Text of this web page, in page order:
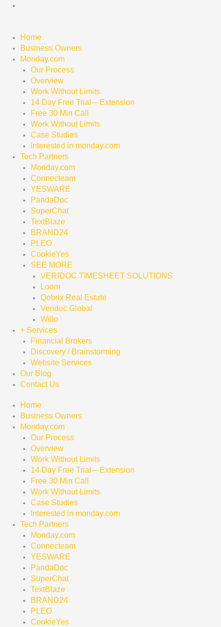
Skip
Home
Business Owners
Monday.com
Our Process
Overview
Work Without Limits
14 Day Free Trial – Extension
Free 30 Min Call
Work Without Limits
Case Studies
Interested in monday.com
Tech Partners
Monday.com
Connecteam
YESWARE
PandaDoc
SuperChat
TextBlaze
BRAND24
PLEO
CookieYes
SEE MORE
VERIDOC TIMESHEET SOLUTIONS
Loom
Qobrix Real Estate
Veridoc Global
Willo
+ Services
Financial Brokers
Discovery / Brainstorming
Website Services
Our Blog
Contact Us
Home
Business Owners
Monday.com
Our Process
Overview
Work Without Limits
14 Day Free Trial – Extension
Free 30 Min Call
Work Without Limits
Case Studies
Interested in monday.com
Tech Partners
Monday.com
Connecteam
YESWARE
PandaDoc
SuperChat
TextBlaze
BRAND24
PLEO
CookieYes